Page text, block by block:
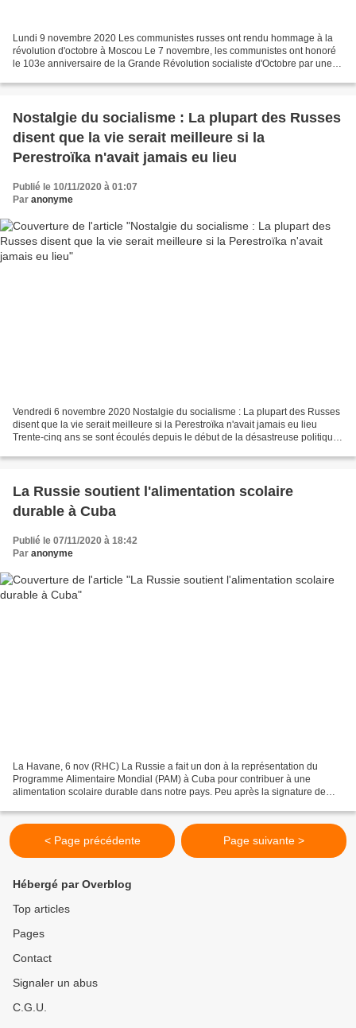
Lundi 9 novembre 2020 Les communistes russes ont rendu hommage à la
révolution d'octobre à Moscou Le 7 novembre, les communistes ont honoré
le 103e anniversaire de la Grande Révolution socialiste d'Octobre par une
Nostalgie du socialisme : La plupart des Russes
disent que la vie serait meilleure si la
Perestroïka n'avait jamais eu lieu
Publié le 10/11/2020 à 01:07
Par anonyme
Vendredi 6 novembre 2020 Nostalgie du socialisme : La plupart des Russes
disent que la vie serait meilleure si la Perestroïka n'avait jamais eu lieu
Trente-cinq ans se sont écoulés depuis le début de la désastreuse politique
La Russie soutient l'alimentation scolaire
durable à Cuba
Publié le 07/11/2020 à 18:42
Par anonyme
La Havane, 6 nov (RHC) La Russie a fait un don à la représentation du
Programme Alimentaire Mondial (PAM) à Cuba pour contribuer à une
alimentation scolaire durable dans notre pays. Peu après la signature de
< Page précédente Page suivante >
Hébergé par Overblog
Top articles
Pages
Contact
Signaler un abus
C.G.U.